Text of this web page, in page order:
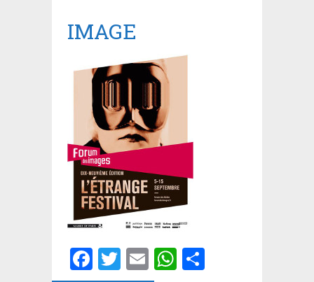
IMAGE
Facebook
Twitter
EmailWhatsApp